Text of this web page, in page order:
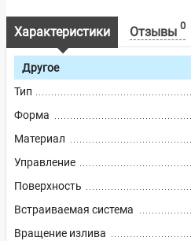
Характеристики Отзывы 0
Другое
Тип
Форма
Материал
Управление
Поверхность
Встраиваемая система
Вращение излива